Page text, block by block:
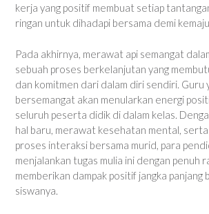
kerja yang positif membuat setiap
ringan untuk dihadapi bersama demi
Pada akhirnya, merawat api semangat
sebuah proses berkelanjutan yang
dan komitmen dari dalam diri sendiri. Guru
bersemangat akan menularkan energi
seluruh peserta didik di dalam kelas.
hal baru, merawat kesehatan mental,
proses interaksi bersama murid, para
menjalankan tugas mulia ini dengan penuh
memberikan dampak positif jangka panjang
siswanya.